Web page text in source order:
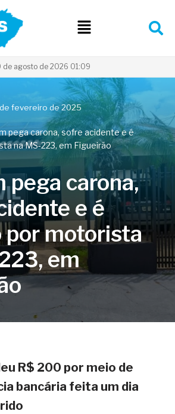
de agosto de 2026 01:09
fevereiro de 2025
pega carona, sofre acidente e é
na MS-223, em Figueirão
pega carona,
e é
motorista
em
R$ 200 por meio de
bancária feita um dia